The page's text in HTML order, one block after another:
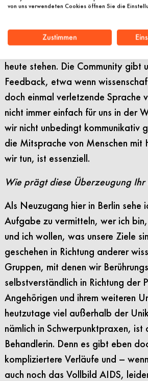
hauptsächlich über die Köpfe der
immens war. Das war ein langer,
heute stehen. Die Community gibt
Feedback, etwa wenn
doch einmal verletzende Sprache
nicht immer einfach für uns in der
wir nicht unbedingt kommunikativ
die Mitsprache von Menschen mit
wir tun, ist essenziell.
Wie prägt diese Überzeugung
Als Neuzugang hier in Berlin sehe
Aufgabe zu vermitteln, wer ich
und ich wollen, was unsere Ziele
geschehen in Richtung anderer
Gruppen, mit denen wir
selbstverständlich in Richtung der
Angehörigen und ihrem weiteren
heutzutage viel außerhalb der
nämlich in Schwerpunktpraxen, ist
Behandlerin. Denn es gibt eben
kompliziertere Verläufe und –
auch noch das Vollbild AIDS,
von uns verwendeten Cookies öffnen Sie die
Zustimmen